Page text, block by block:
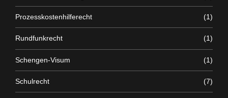
Prozesskostenhilferecht (1)
Rundfunkrecht (1)
Schengen-Visum (1)
Schulrecht (7)